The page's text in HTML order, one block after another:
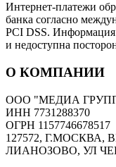
Интернет-платежи
банка согласно
PCI DSS.
и недоступна
О КОМПАНИИ
ООО "МЕДИА
ИНН 7731288370
ОГРН 1157746678517
127572,
ЛИАНОЗОВО, УЛ